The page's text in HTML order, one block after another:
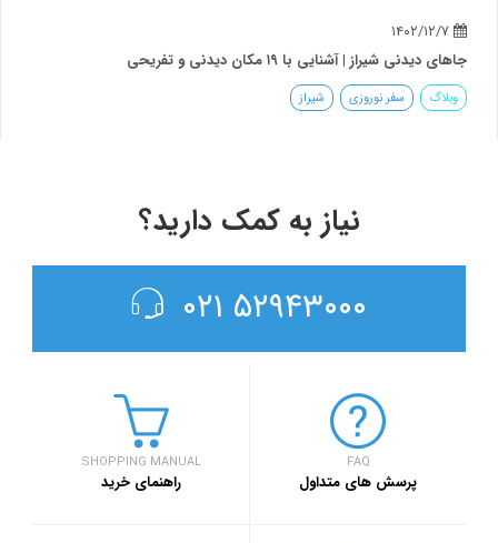
جاهای دیدنی شیراز | آشنایی با ۱۹ مکان دیدنی و تفریحی
وبلاگ سفر نوروزی شیراز
نیاز به کمک دارید؟
۵۲۹۴۳۰۰۰ ۰۲۱
SHOPPING MANUAL
راهنمای خرید
FAQ
پرسش های متداول